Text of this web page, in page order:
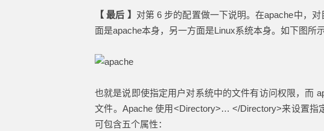
【 最后 】 对第 6 步的配置做一下说明。在apache中，
面是apache本身，另一方面是Linux系统本身。如下图所示
也就是说即使指定用户对系统中的文件有访问权限，而
文件。Apache 使用<Directory>… </Directory>来设置
可包含五个属性：